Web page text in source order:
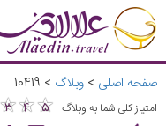
صفحه اصلی > وبلاگ >
10419
امتیاز کلی شما به وبلاگ ★
3 ★
4 ★
5
★★★